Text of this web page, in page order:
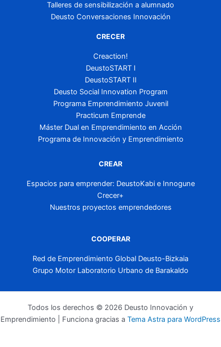
Talleres de sensibilización a alumnado
Deusto Conversaciones Innovación
CRECER
Creaction!
DeustoSTART I
DeustoSTART II
Deusto Social Innovation Program
Programa Emprendimiento Juvenil
Practicum Emprende
Máster Dual en Emprendimiento en Acción
Programa de Innovación y Emprendimiento
CREAR
Espacios para emprender: DeustoKabi e Innogune
Crecer+
Nuestros proyectos emprendedores
COOPERAR
Red de Emprendimiento Global Deusto-Bizkaia
Grupo Motor Laboratorio Urbano de Barakaldo
Todos los derechos © 2026 Deusto Innovación y
Emprendimiento | Funciona gracias a Tema Astra para WordPress